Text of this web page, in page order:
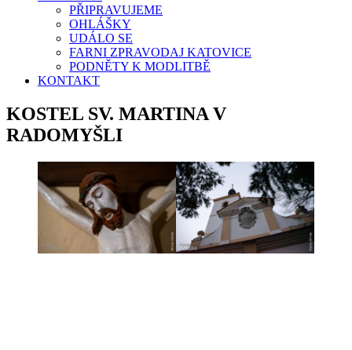
PŘIPRAVUJEME
OHLÁŠKY
UDÁLO SE
FARNI ZPRAVODAJ KATOVICE
PODNĚTY K MODLITBĚ
KONTAKT
KOSTEL SV. MARTINA V
RADOMYŠLI